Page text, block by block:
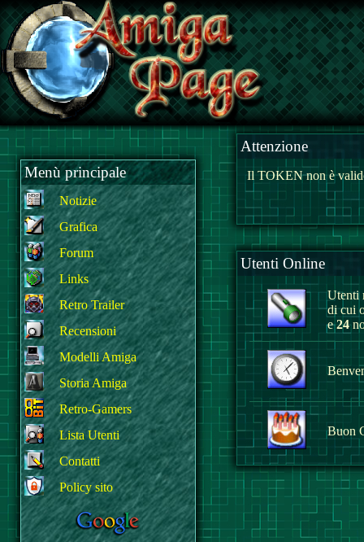
Menù principale
Notizie
Grafica
Forum
Links
Retro Trailer
Recensioni
Modelli Amiga
Storia Amiga
Retro-Gamers
Lista Utenti
Contatti
Policy sito
Attenzione
Il TOKEN non è
Utenti Online
Utenti
di cui
e24
Buon